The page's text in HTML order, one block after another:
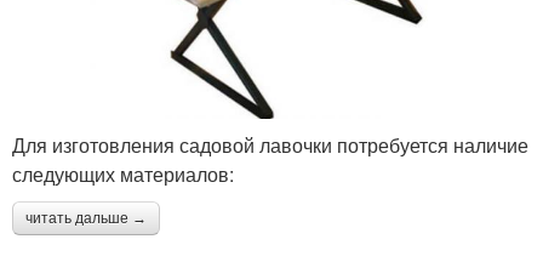
Для изготовления садовой лавочки потребуется наличие
следующих материалов:
читать дальше →